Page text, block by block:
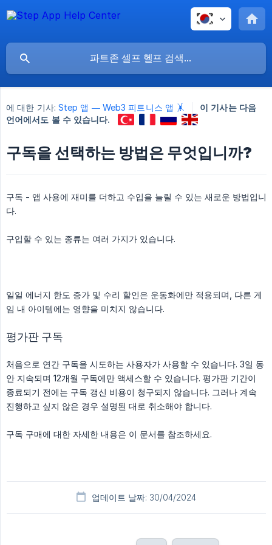
에 대한 기사: Step 앱 — Web3 피트니스 앱 🤸
이 기사는 다음
언어에서도 볼 수 있습니다.
구독을 선택하는 방법은 무엇입니까?
구독 - 앱 사용에 재미를 더하고 수입을 늘릴 수 있는 새로운 방법입니
다.
구입할 수 있는 종류는 여러 가지가 있습니다.
일일 에너지 한도 증가 및 수리 할인은 운동화에만 적용되며, 다른 게
임 내 아이템에는 영향을 미치지 않습니다.
평가판 구독
처음으로 연간 구독을 시도하는 사용자가 사용할 수 있습니다. 3일 동
안 지속되며 12개월 구독에만 액세스할 수 있습니다. 평가판 기간이
종료되기 전에는 구독 갱신 비용이 청구되지 않습니다. 그러나 계속
진행하고 싶지 않은 경우 설명된 대로 취소해야 합니다.
구독 구매에 대한 자세한 내용은 이 문서를 참조하세요.
업데이트 날짜: 30/04/2024